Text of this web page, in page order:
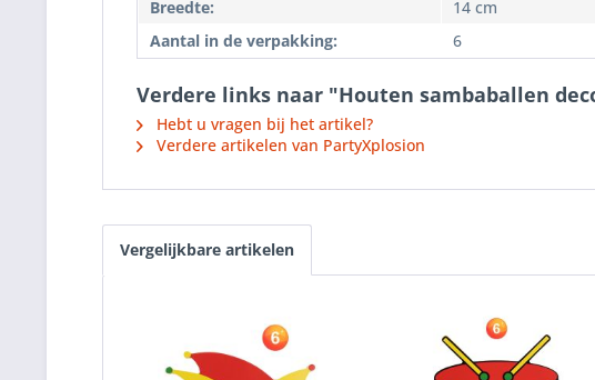
Breedte:
14 cm
Aantal in de verpakking:
6
Verdere links naar "Houten sambaballen
Hebt u vragen bij het artikel?
Verdere artikelen van PartyXplosion
Vergelijkbare artikelen